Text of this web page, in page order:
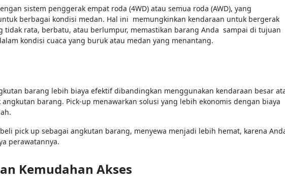
sistem penggerak empat roda (4WD) atau semua roda (AWD), yang
berbagai kondisi medan. Hal ini memungkinkan kendaraan untuk bergerak
tidak rata, berbatu, atau berlumpur, memastikan barang Anda sampai di tujuan
kondisi cuaca yang buruk atau medan yang menantang.
barang lebih biaya efektif dibandingkan menggunakan kendaraan besar
barang. Pick-up menawarkan solusi yang lebih ekonomis dengan biaya
pick up sebagai angkutan barang, menyewa menjadi lebih hemat, karena
perawatannya.
Kemudahan Akses